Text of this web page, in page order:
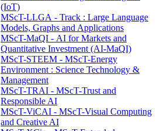
(IoT)
MScT-LLGA - Track : Large Language
Models, Graphs and Applications
MScT-MaQI - AI for Markets and
Quantitative Investment (AI-MaQI)
MScT-STEEM - MScT-Energy
Environment : Science Technology &
Management
MScT-TRAI - MScT-Trust and
Responsible AI
MScT-ViCAI - MScT-Visual Computing
and Creative AI